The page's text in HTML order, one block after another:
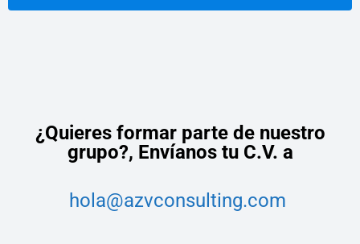
¿Quieres formar parte de nuestro
grupo?, Envíanos tu C.V. a
hola@azvconsulting.com